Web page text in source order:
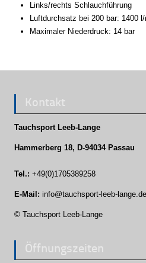
Links/rechts Schlauchführung
Luftdurchsatz bei 200 bar: 1400
Maximaler Niederdruck: 14 bar
Kontakt
Tauchsport Leeb-Lange
Hammerberg 18, D-94034 Passau
Tel.: +49(0)1705389258
E-Mail: info@tauchsport-leeb-lange.de
© Tauchsport Leeb-Lange
Öffnungszeiten